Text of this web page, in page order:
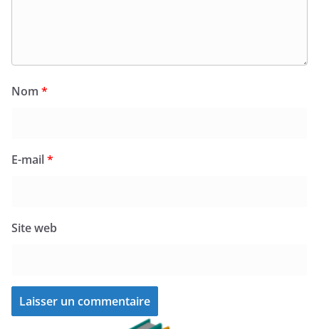
Nom *
E-mail*
Site web